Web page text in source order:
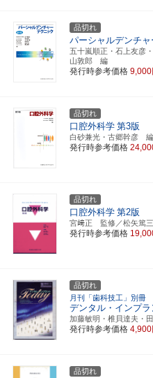
品切れ
パーシャルデンチャ
五十嵐順正・石上友彦
山敦郎 編
発行時参考価格 9,000
品切れ
口腔外科学 第3版
白砂兼光・古郷幹彦
発行時参考価格
品切れ
口腔外科学 第2版
宮﨑正 監修／松矢篤
発行時参考価格
品切れ
月刊「歯科技工」別冊
デンタル・インプ
加藤敏明・椎貝達夫・
発行時参考価格 4,900
品切れ